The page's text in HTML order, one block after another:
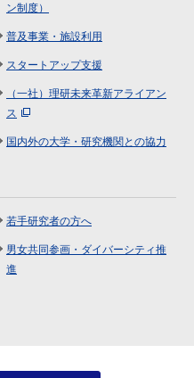
ン制度）
普及事業・施設利用
スタートアップ支援
（一社）理研未来革新アライアン
ス
国内外の大学・研究機関との協力
若手研究者の方へ
男女共同参画・ダイバーシティ推
進